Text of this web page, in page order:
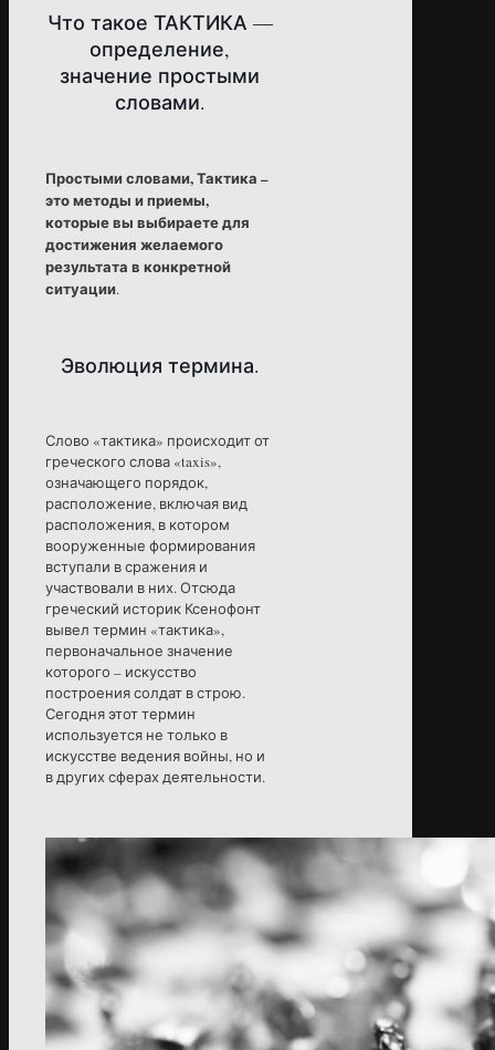
Что такое ТАКТИКА —
определение,
значение простыми
словами.
Простыми словами, Тактика –
это методы и приемы,
которые вы выбираете для
достижения желаемого
результата в конкретной
ситуации.
Эволюция термина.
Слово «тактика» происходит от
греческого слова «taxis»,
означающего порядок,
расположение, включая вид
расположения, в котором
вооруженные формирования
вступали в сражения и
участвовали в них. Отсюда
греческий историк Ксенофонт
вывел термин «тактика»,
первоначальное значение
которого – искусство
построения солдат в строю.
Сегодня этот термин
используется не только в
искусстве ведения войны, но и
в других сферах деятельности.